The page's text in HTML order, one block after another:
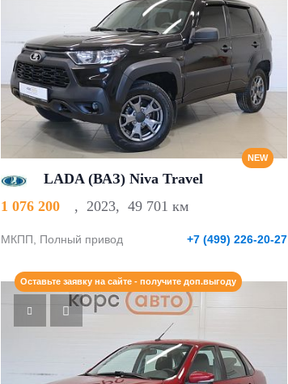
NEW
LADA (ВАЗ) Niva Travel
1 076 200
, 2023, 49 701 км
МКПП, Полный привод +7 (499) 226-20-27
Оставьте заявку на сайте - получите доп.выгоду